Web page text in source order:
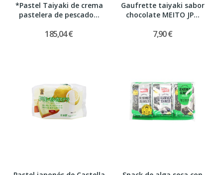
*Pastel Taiyaki de crema
pastelera de pescado...
185,04 €
Gaufrette taiyaki sabor
chocolate MEITO JP...
7,90 €